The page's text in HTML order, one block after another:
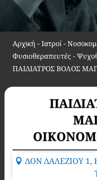
Αρχική - Ιατροί -
Φυσιοθεραπευτές -
ΠΑΙΔΙΑΤΡΟΣ ΒΟΛΟΣ
ΔΟΝ ΔΑΛΕΖΙΟΥ